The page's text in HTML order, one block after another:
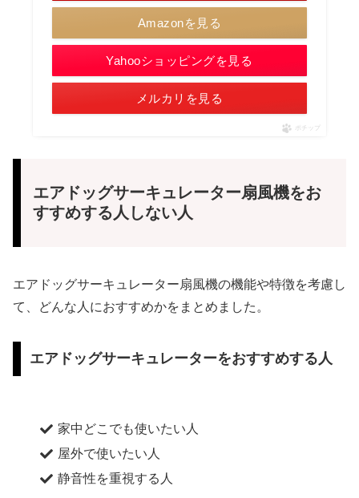
Amazonを見る
Yahooショッピングを見る
メルカリを見る
ポチップ
エアドッグサーキュレーター扇風機をお
すすめする人しない人
エアドッグサーキュレーター扇風機の機能や特徴を考慮し
て、どんな人におすすめかをまとめました。
エアドッグサーキュレーターをおすすめする人
家中どこでも使いたい人
屋外で使いたい人
静音性を重視する人